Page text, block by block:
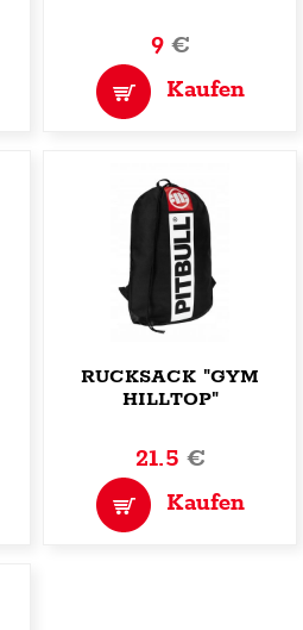
9€
Kaufen
RUCKSACK "GYM
HILLTOP"
21.5€
Kaufen